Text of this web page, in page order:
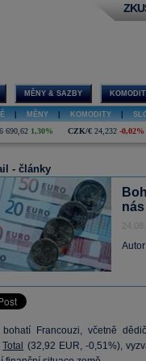
MĚNY & SAZBY
MĚNY KOMODITY
690,62 1,30% CZK/€ 24,232 -0,02%
- články
bohatí Francouzi, včetně
Total (32,92 EUR, -0,51%),